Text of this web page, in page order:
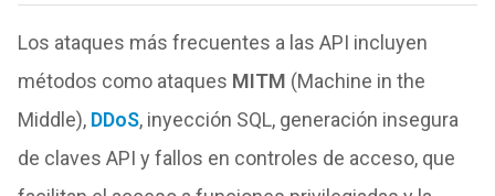
Los ataques más frecuentes a las API incluyen
métodos como ataques MITM (Machine in the
Middle), DDoS, inyección SQL, generación insegura
de claves API y fallos en controles de acceso, que